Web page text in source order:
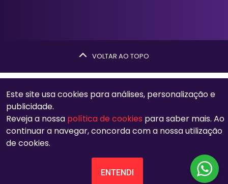
VOLTAR AO TOPO
Este site usa cookies para análises, personalização e
publicidade.
Reveja a nossa política de cookies para saber mais. Ao
continuar a navegar, concorda com a nossa utilização
de cookies.
ENTENDI